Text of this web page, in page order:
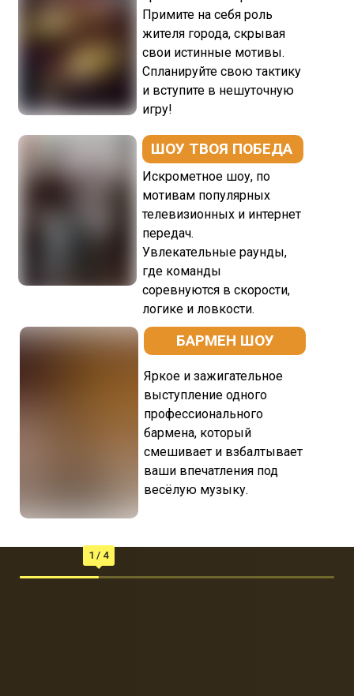
БАРМЕН ШОУ
ШОУ ТВОЯ ПОБЕДА
Яркое и зажигательное
выступление одного
профессионального
бармена, который
смешивает и взбалтывает
ваши впечатления под
весёлую музыку.
Искрометное шоу, по
мотивам популярных
телевизионных и интернет
передач.
Увлекательные раунды,
где команды
соревнуются в скорости,
логике и ловкости.
Примите на себя роль
жителя города, скрывая
свои истинные мотивы.
Спланируйте свою тактику
и вступите в нешуточную
игру!